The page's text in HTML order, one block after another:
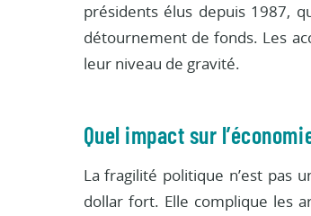
présidents élus depuis 1987,
détournement de fonds. Les
leur niveau de gravité.
Quel impact sur
La fragilité politique n’est pas
dollar fort. Elle complique les